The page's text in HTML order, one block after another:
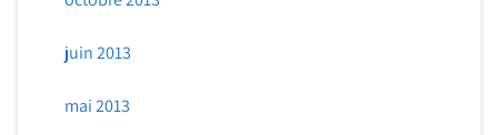
juin 2013
mai 2013